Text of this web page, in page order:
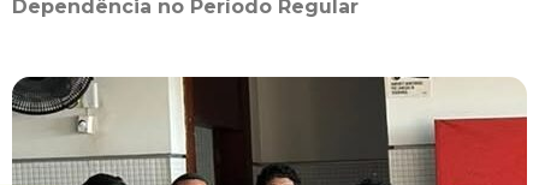
Dependência no Período Regular